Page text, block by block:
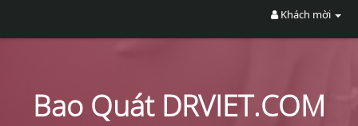
Khách mời
Bao Quát DRVIET.COM